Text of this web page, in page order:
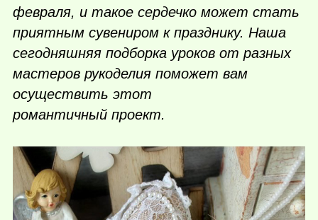
февраля, и такое сердечко может стать
приятным сувениром к празднику. Наша
сегодняшняя подборка уроков от разных
мастеров рукоделия поможет вам
осуществить этот
романтичный проект.